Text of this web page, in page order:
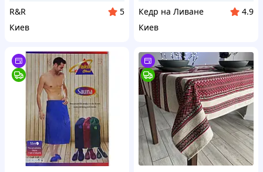
R&R
5
Киев
Кедр на Ливане
4.9
Киев